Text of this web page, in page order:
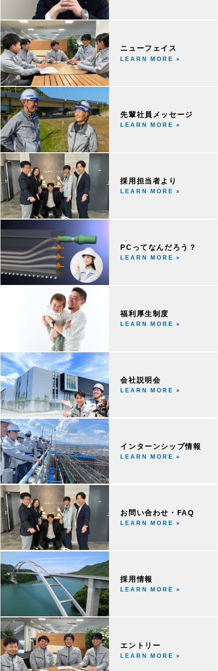
ニューフェイス
LEARN MORE »
先輩社員メッセージ
LEARN MORE »
採用担当者より
LEARN MORE »
PCってなんだろう？
LEARN MORE »
福利厚生制度
LEARN MORE »
会社説明会
LEARN MORE »
インターンシップ情報
LEARN MORE »
お問い合わせ・FAQ
LEARN MORE »
採用情報
LEARN MORE »
エントリー
LEARN MORE »